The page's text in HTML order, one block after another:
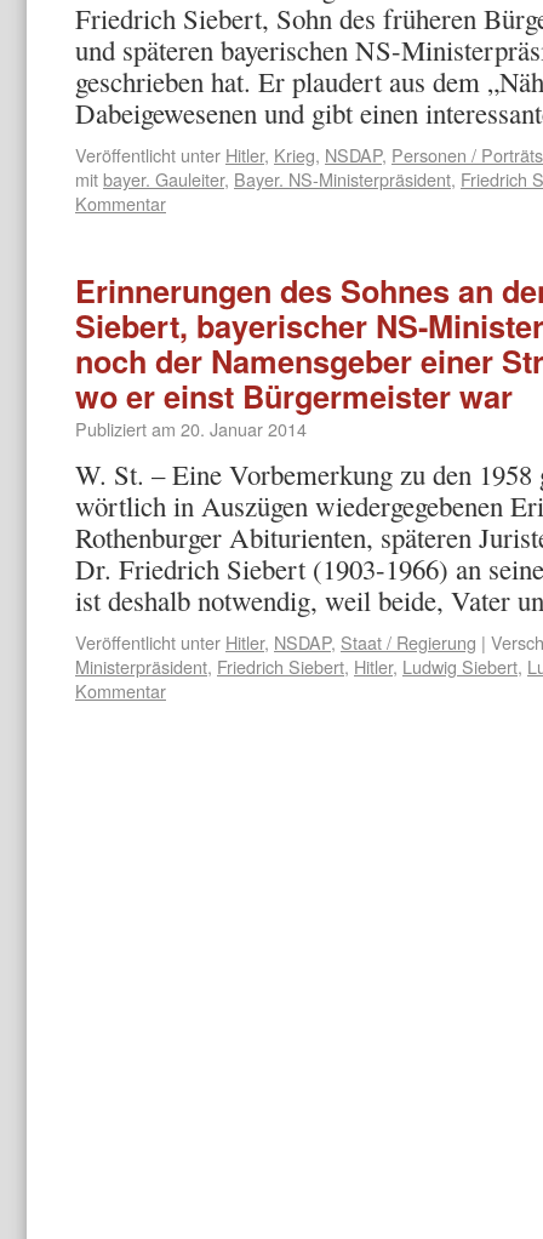
Friedrich Siebert, Sohn des früheren
und späteren bayerischen NS-
geschrieben hat. Er plaudert aus dem
Dabeigewesenen und gibt einen
Veröffentlicht unter Hitler, Krieg, NSDAP, Personen / Porträts
mitbayer. Gauleiter, Bayer. NS-Ministerpräsident, Friedrich
Kommentar
Erinnerungen des Sohnes an
Siebert, bayerischer NS-
noch der Namensgeber einer
wo er einst Bürgermeister war
Publiziert am 20. Januar 2014
W. St. – Eine Vorbemerkung zu den 1958
wörtlich in Auszügen wiedergegebenen
Rothenburger Abiturienten, späteren
Dr. Friedrich Siebert (1903-1966) an
ist deshalb notwendig, weil beide, Vater
Veröffentlicht unter Hitler, NSDAP, Staat / Regierung |
Ministerpräsident, Friedrich Siebert, Hitler, Ludwig Siebert,
Kommentar